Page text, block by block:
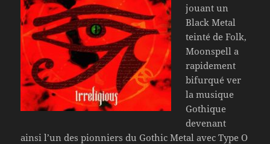
jouant un
Black Metal
teinté de Folk,
Moonspell a
rapidement
bifurqué ver
la musique
Gothique
devenant
ainsi l’un des pionniers du Gothic Metal avec Type O